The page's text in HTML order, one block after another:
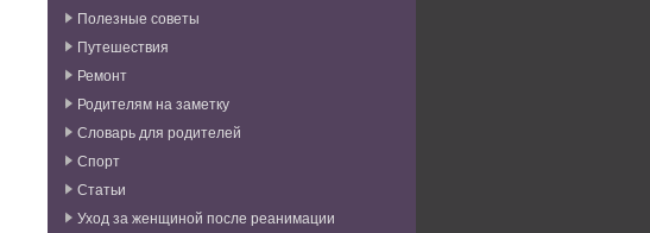
Полезные советы
Путешествия
Ремонт
Родителям на заметку
Словарь для родителей
Спорт
Статьи
Уход за женщиной после реанимации